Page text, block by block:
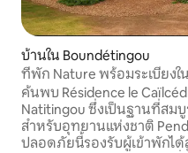
บ้านใน Boundétingou
ที่พัก Nature พร้อมระเบียง
ค้นพบ Résidence le
Natitingou ซึ่งเป็นฐานที่สม
สำหรับอุทยานแห่งชาติ
ปลอดภัยนี้รองรับผู้เข้าพักได้